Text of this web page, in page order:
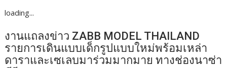
e
b
o
er e
dI
y
Li
e
loading...
งานแถลงข่าว ZABB MODEL THAILAND
รายการเดินแบบเด็กรูปแบบใหม่พร้อมเหล่า
ดาราและเซเลบมาร่วมมากมาย ทางช่องนาซ่า